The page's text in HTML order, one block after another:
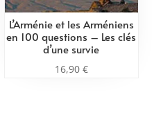
L’Arménie et les Arméniens
en 100 questions – Les clés
d’une survie
16,90 €